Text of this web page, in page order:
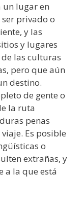
un lugar en
privado o
y las
y lugares
las culturas
pero que aún
destino.
de gente o
la ruta
penas
Es posible
o
extrañas, y
a la que está